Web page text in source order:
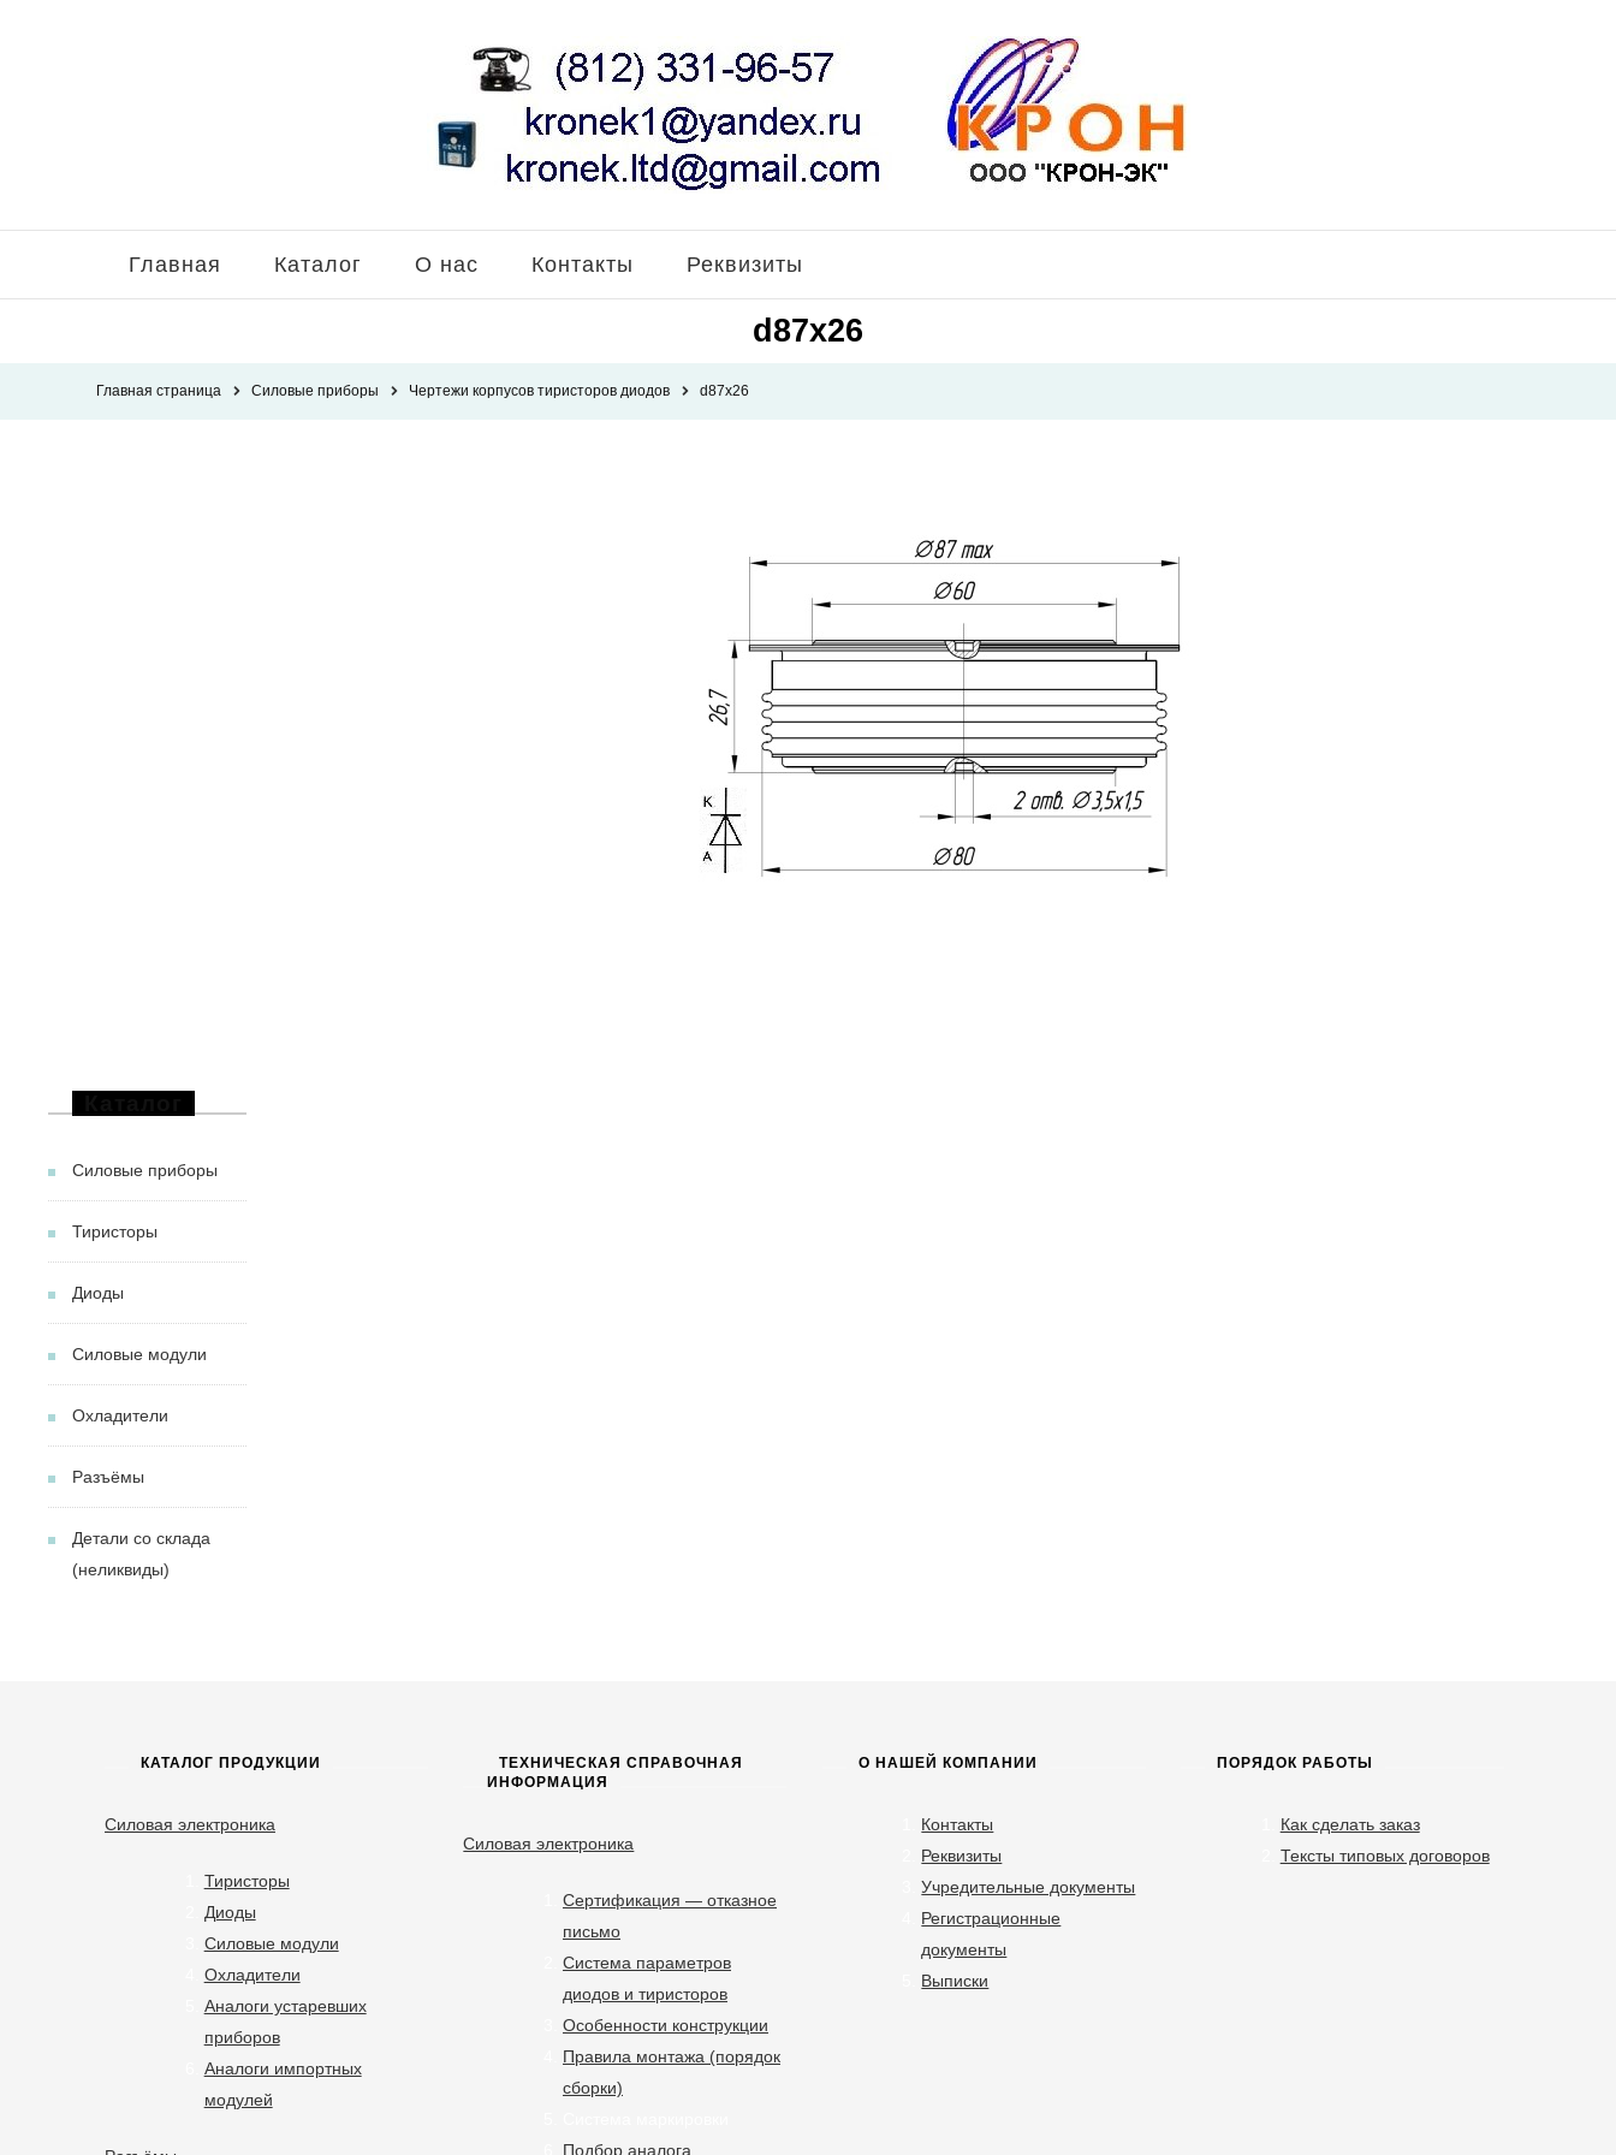
Главная Каталог О нас Контакты Реквизиты
d87x26
Главная страница Силовые приборы Чертежи корпусов тиристоров диодов d87x26
Силовые приборы
Тиристоры
Диоды
Силовые модули
Охладители
Разъёмы
Детали со склада
(неликвиды)
КАТАЛОГ ПРОДУКЦИИ
Силовая электроника
Тиристоры
Диоды
Силовые модули
Охладители
Аналоги устаревших
приборов
Аналоги импортных
модулей
ТЕХНИЧЕСКАЯ СПРАВОЧНАЯ
ИНФОРМАЦИЯ
Силовая электроника
Сертификация — отказное
письмо
Система параметров
диодов и тиристоров
Особенности конструкции
Правила монтажа (порядок
сборки)
Подбор аналога
О НАШЕЙ КОМПАНИИ
Контакты
Реквизиты
Учредительные документы
Регистрационные
документы
Выписки
ПОРЯДОК РАБОТЫ
Как сделать заказ
Тексты типовых договоров